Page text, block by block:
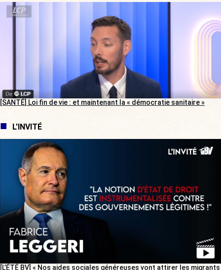
[SANTÉ] Loi fin de vie : et maintenant la « démocratie sanitaire »
L'INVITÉ
[L’ÉTÉ BV] « Nos aides sociales généreuses vont attirer les migrants